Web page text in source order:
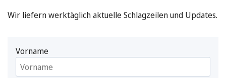
Wir liefern werktäglich aktuelle Schlagzeilen und Updates.
Vorname